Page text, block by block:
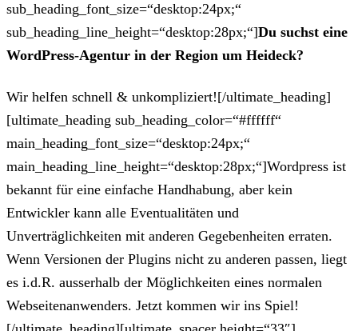
sub_heading_font_size=“desktop:24px;“
sub_heading_line_height=“desktop:28px;“]Du suchst eine
WordPress-Agentur in der Region um Heideck?
Wir helfen schnell & unkompliziert![/ultimate_heading]
[ultimate_heading sub_heading_color=“#ffffff“
main_heading_font_size=“desktop:24px;“
main_heading_line_height=“desktop:28px;“]Wordpress ist
bekannt für eine einfache Handhabung, aber kein
Entwickler kann alle Eventualitäten und
Unverträglichkeiten mit anderen Gegebenheiten erraten.
Wenn Versionen der Plugins nicht zu anderen passen, liegt
es i.d.R. ausserhalb der Möglichkeiten eines normalen
Webseitenanwenders. Jetzt kommen wir ins Spiel!